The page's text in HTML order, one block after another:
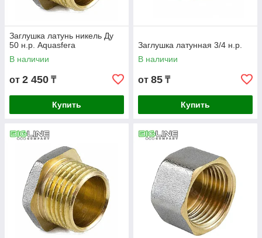
Заглушка латунь никель Ду
50 н.р. Aquasfera
В наличии
от 2 450 ₸
Купить
Заглушка латунная 3/4 н.р.
В наличии
от 85 ₸
Купить